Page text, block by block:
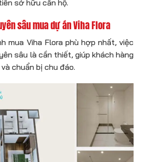
sở hữu căn hộ.
sâu mua dự án Viha Flora
mua Viha Flora phù hợp nhất, việc
sâu là cần thiết, giúp khách hàng
chuẩn bị chu đáo.